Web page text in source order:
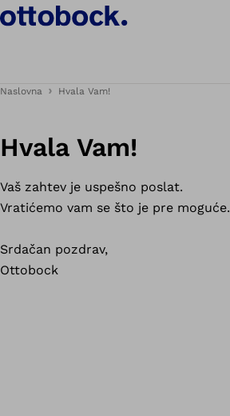
Naslovna Hvala Vam!
Hvala Vam!
Vaš zahtev je uspešno poslat.
Vratićemo vam se što je pre moguće.
Srdačan pozdrav,
Ottobock